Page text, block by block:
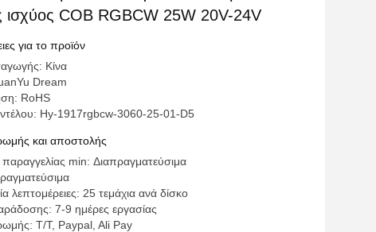
ισχύος COB RGBCW 25W 20V-24V
για το προϊόν
Κίνα
Dream
RoHS
Hy-1917rgbcw-3060-25-01-D5
και αποστολής
min: Διαπραγματεύσιμα
λεπτομέρειες: 25 τεμάχια ανά δίσκο
7-9 ημέρες εργασίας
T/T, Paypal, Ali Pay